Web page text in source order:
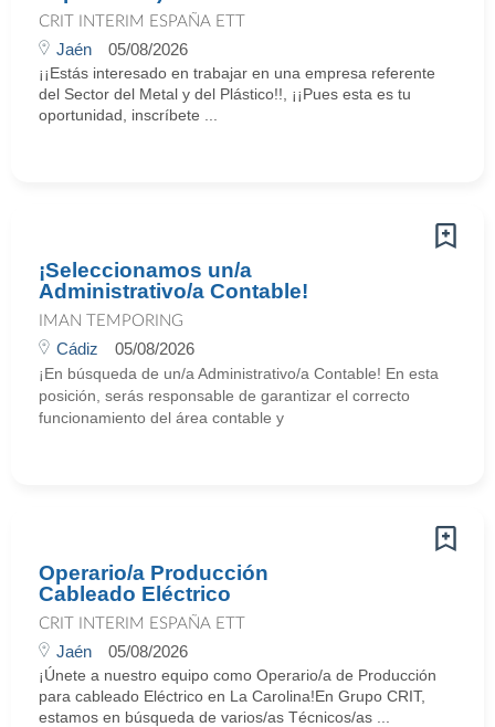
CRIT INTERIM ESPAÑA ETT
Jaén 05/08/2026
¡¡Estás interesado en trabajar en una empresa referente
del Sector del Metal y del Plástico!!, ¡¡Pues esta es tu
oportunidad, inscríbete ...
¡Seleccionamos un/a
Administrativo/a Contable!
IMAN TEMPORING
Cádiz 05/08/2026
¡En búsqueda de un/a Administrativo/a Contable! En esta
posición, serás responsable de garantizar el correcto
funcionamiento del área contable y
Operario/a Producción
Cableado Eléctrico
CRIT INTERIM ESPAÑA ETT
Jaén 05/08/2026
¡Únete a nuestro equipo como Operario/a de Producción
para cableado Eléctrico en La Carolina!En Grupo CRIT,
estamos en búsqueda de varios/as Técnicos/as ...